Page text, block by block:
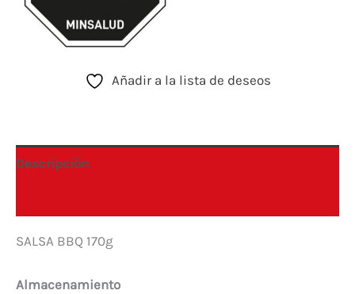
Añadir a la lista de deseos
Descripción
SALSA BBQ 170g
Almacenamiento